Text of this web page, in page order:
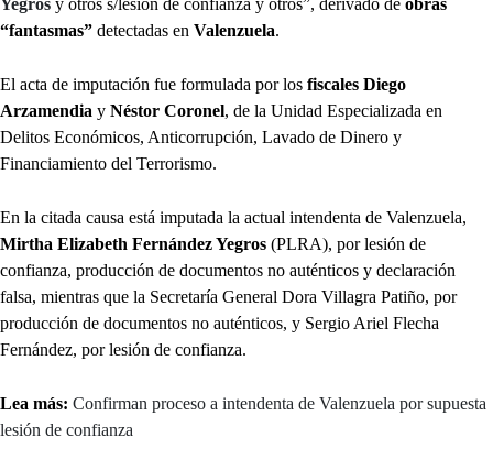
“fantasmas” detectadas en Valenzuela.
El acta de imputación fue formulada por los fiscales Diego
Arzamendia y Néstor Coronel, de la Unidad Especializada en
Delitos Económicos, Anticorrupción, Lavado de Dinero y
Financiamiento del Terrorismo.
En la citada causa está imputada la actual intendenta de Valenzuela,
Mirtha Elizabeth Fernández Yegros (PLRA), por lesión de
confianza, producción de documentos no auténticos y declaración
falsa, mientras que la Secretaría General Dora Villagra Patiño, por
producción de documentos no auténticos, y Sergio Ariel Flecha
Fernández, por lesión de confianza.
Lea más: Confirman proceso a intendenta de Valenzuela por supuesta
lesión de confianza